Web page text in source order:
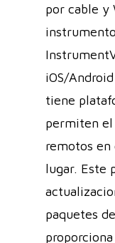
por cable y
iOS/
tiene
permiten
remotos
lugar. Este
paquetes